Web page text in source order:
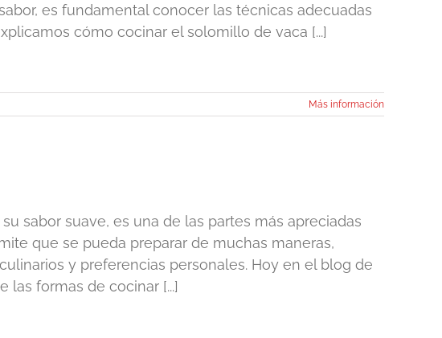
es fundamental conocer las técnicas adecuadas
cómo cocinar el solomillo de vaca [...]
Más información
sabor suave, es una de las partes más apreciadas
que se pueda preparar de muchas maneras,
y preferencias personales. Hoy en el blog de
las formas de cocinar [...]